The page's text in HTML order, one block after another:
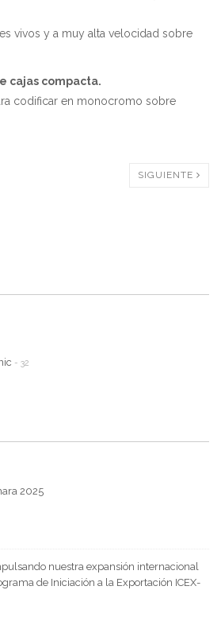
vivos y a muy alta velocidad sobre
cajas compacta.
codificar en monocromo sobre
SIGUIENTE
- 32
2025
nuestra expansión internacional
de Iniciación a la Exportación ICEX-